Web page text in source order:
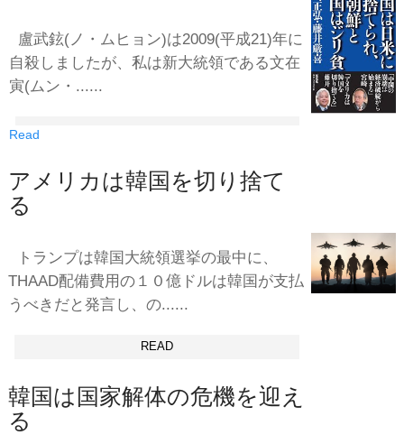
盧武鉉(ノ・ムヒョン)は2009(平成21)年に
自殺しましたが、私は新大統領である文在
寅(ムン・......
Read
アメリカは韓国を切り捨て
る
トランプは韓国大統領選挙の最中に、
THAAD配備費用の１０億ドルは韓国が支払
うべきだと発言し、の......
READ
韓国は国家解体の危機を迎え
る